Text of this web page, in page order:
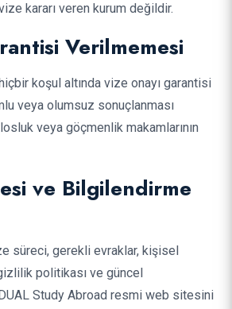
kararı veren kurum değildir.
Verilmemesi
koşul altında vize onayı garantisi
veya olumsuz sonuçlanması
veya göçmenlik makamlarının
ve Bilgilendirme
süreci, gerekli evraklar, kişisel
politikası ve güncel
Study Abroad resmi web sitesini